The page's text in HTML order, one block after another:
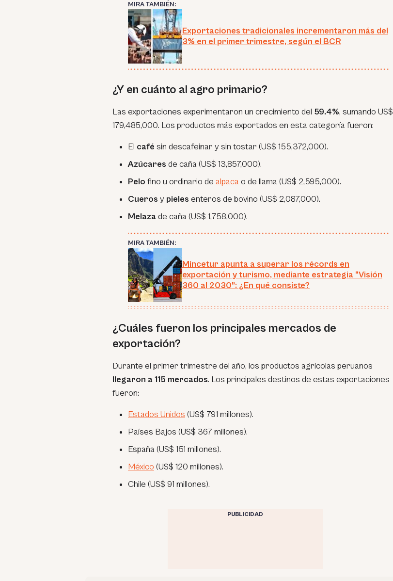
MIRA TAMBIÉN:
Exportaciones tradicionales incrementaron más del
3% en el primer trimestre, según el BCR
¿Y en cuánto al agro primario?
Las exportaciones experimentaron un crecimiento del 59.4%, sumando US$
179,485,000. Los productos más exportados en esta categoría fueron:
El café sin descafeinar y sin tostar (US$ 155,372,000).
Azúcares de caña (US$ 13,857,000).
Pelo fino u ordinario de alpaca o de llama (US$ 2,595,000).
Cueros y pieles enteros de bovino (US$ 2,087,000).
Melaza de caña (US$ 1,758,000).
MIRA TAMBIÉN:
Mincetur apunta a superar los récords en
exportación y turismo, mediante estrategia “Visión
360 al 2030”: ¿En qué consiste?
¿Cuáles fueron los principales mercados de
exportación?
Durante el primer trimestre del año, los productos agrícolas peruanos
llegaron a 115 mercados. Los principales destinos de estas exportaciones
fueron:
Estados Unidos (US$ 791 millones).
Países Bajos (US$ 367 millones).
España (US$ 151 millones).
México (US$ 120 millones).
Chile (US$ 91 millones).
PUBLICIDAD